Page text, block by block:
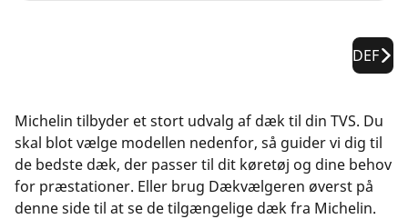
DEF
Michelin tilbyder et stort udvalg af dæk til din TVS. Du
skal blot vælge modellen nedenfor, så guider vi dig til
de bedste dæk, der passer til dit køretøj og dine behov
for præstationer. Eller brug Dækvælgeren øverst på
denne side til at se de tilgængelige dæk fra Michelin.